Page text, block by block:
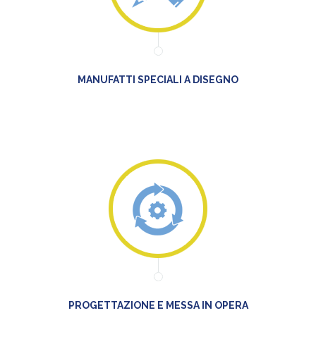
MANUFATTI SPECIALI A DISEGNO
PROGETTAZIONE E MESSA IN OPERA